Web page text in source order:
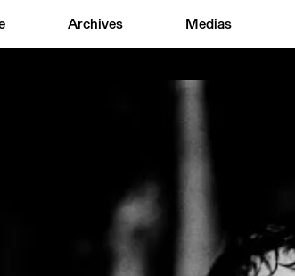
Archives Medias